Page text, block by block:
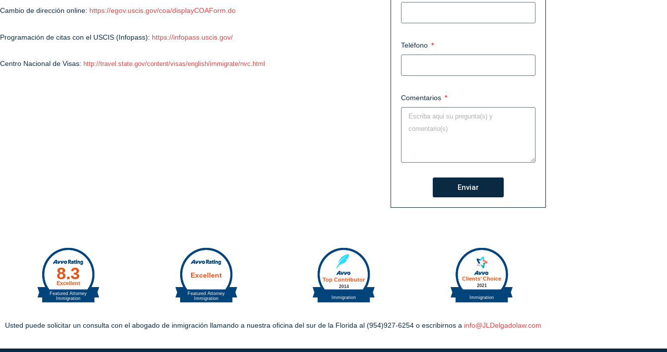
Cambio de dirección online: https://egov.uscis.gov/coa/displayCOAForm.do
Programación de citas con el USCIS (Infopass): https://infopass.uscis.gov/
Centro Nacional de Visas: http://travel.state.gov/content/visas/english/immigrate/nvc.html
Teléfono
Comentarios
Enviar
Usted puede solicitar un consulta con el abogado de inmigración llamando a nuestra oficina del sur de la Florida al (954)927-6254 o escribirnos a info@JLDelgadolaw.com